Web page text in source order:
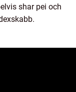
shar pei och